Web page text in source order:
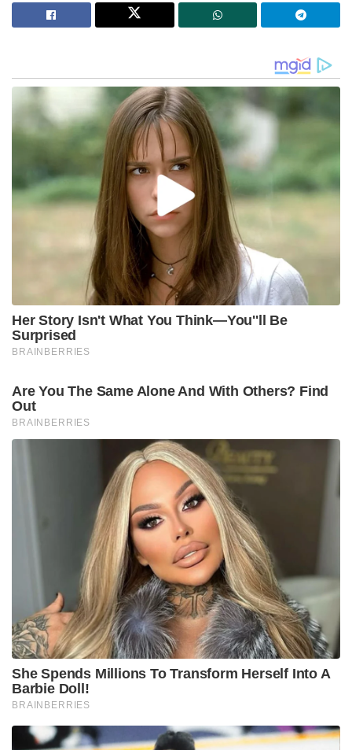
വേദിയാകും
ഗ്ലാസ്‌ഗോയിൽ ഇന്ത്യൻ ബോക്സിങ് കരുത്ത്:
“ബേസിൽ എന്റെ അടുത്ത സുഹൃത്താണ്. പുറമെ
വളരെ കാഷ്വൽ ആയി തോന്നുമെങ്കിലും ജോലിയുടെ
കാര്യത്തിൽ ബേസിൽ അതീവ ഗൗരവക്കാരനാണ്.
തന്റെ ഷെഡ്യൂളുകൾ കൃത്യമായി പ്ലാൻ ചെയ്യുന്ന
വ്യക്തിയാണ് അദ്ദേഹം. ഞാൻ ഏതെങ്കിലും
ടൂർണമെന്റ് കഴിഞ്ഞ് വന്ന് ബേസിലിനെ ഡിന്നറിന്
വിളിച്ചാൽ, ഒരു വാരം മുൻപേ പറയണ്ടേ എന്നാണ്
അവൻ ചോദിക്കാറുള്ളത്. അത്രയും തിരക്കുള്ള
നടനായി അവൻ മാറി.”സഞ്ജു പറഞ്ഞു.
ക്രിക്കറ്റും സിനിമയും തങ്ങൾ എങ്ങനെയാണ്
പരസ്പരം ചർച്ച ചെയ്യാറുള്ളതെന്നും സഞ്ജു
വ്യക്തമാക്കി. “ഓരോ കളി കഴിയുമ്പോഴും ബേസിൽ
അല്ലെങ്കിൽ ഈ ഷോട്ട് കളിക്കാമായിരുന്നു
എന്നൊക്കെ ഉപദേശം തരും. അതുപോലെ ഞാൻ ഈ
സിനിമ കണ്ടിട്ട് ഇതിലെ ഈ സീൻ ശരിയായില്ല എന്ന്
അവനോട് പറയും,” സഞ്ജു പറഞ്ഞു. മിന്നൽ മുരളി
കണ്ടതിന് ശേഷം താൻ ബേസിലിന്റെ വലിയ
ആരാധകനായെന്നും സഞ്ജു കൂട്ടിച്ചേർത്തു.
അരുൺ അനിരുദ്ധൻ സംവിധാനം ചെയ്യുന്ന
‘അതിരടി’യിൽ ടൊവിനോ തോമസ്, വിനീത്
ശ്രീനിവാസൻ എന്നിവരും പ്രധാന വേഷങ്ങളിൽ
എത്തുന്നുണ്ട്. മലയാളം ഉൾപ്പെടെ അഞ്ച്
ഭാഷകളിലായി ചിത്രം ഉടൻ തിയേറ്ററുകളിൽ എത്തും.
Tags: sanju samson basil joseph ipl 2026